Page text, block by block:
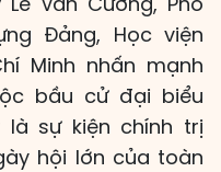
Đảng, Học viện
Minh nhấn mạnh
bầu cử đại biểu
là sự kiện chính trị
hội lớn của toàn